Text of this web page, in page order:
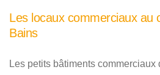
Les locaux commerciaux au
Bains
Les petits bâtiments